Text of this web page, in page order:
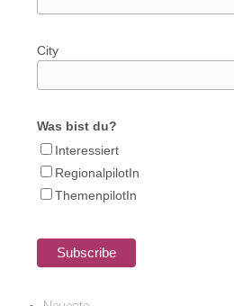
City
Was bist du?
Interessiert
RegionalpilotIn
ThemenpilotIn